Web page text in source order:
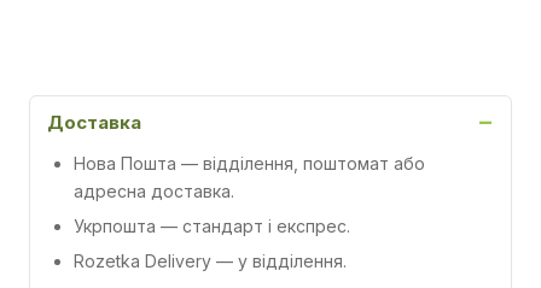
Доставка
Нова Пошта — відділення, поштомат або
адресна доставка.
Укрпошта — стандарт і експрес.
Rozetka Delivery — у відділення.